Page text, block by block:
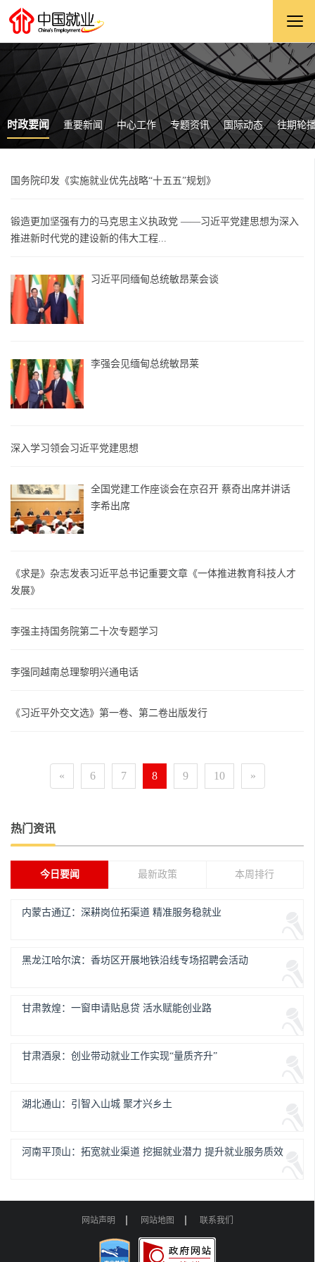
时政要闻 重要新闻 中心工作 专题资讯 国际动态 往期轮
国务院印发《实施就业优先战略“十五五”规划》
锻造更加坚强有力的马克思主义执政党 ——习近平党建思想为深入
推进新时代党的建设新的伟大工程...
习近平同缅甸总统敏昂莱会谈
李强会见缅甸总统敏昂莱
深入学习领会习近平党建思想
全国党建工作座谈会在京召开 蔡奇出席并讲话
李希出席
《求是》杂志发表习近平总书记重要文章《一体推进教育科技人才
发展》
李强主持国务院第二十次专题学习
李强同越南总理黎明兴通电话
《习近平外交文选》第一卷、第二卷出版发行
« 6 7 8 9 10 »
热门资讯
今日要闻 最新政策 本周排行
内蒙古通辽：深耕岗位拓渠道 精准服务稳就业
黑龙江哈尔滨：香坊区开展地铁沿线专场招聘会活动
甘肃敦煌：一窗申请贴息贷 活水赋能创业路
甘肃酒泉：创业带动就业工作实现“量质齐升”
湖北通山：引智入山城 聚才兴乡土
河南平顶山：拓宽就业渠道 挖掘就业潜力 提升就业服务质效
网站声明 网站地图 联系我们